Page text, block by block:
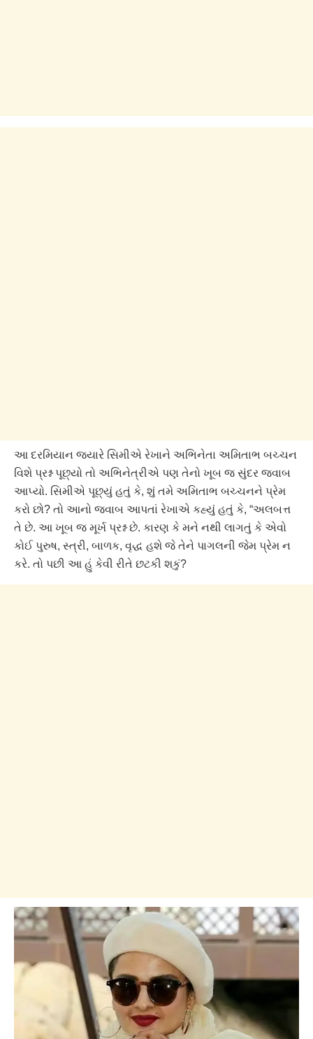
આ દરમિયાન જ્યારે સિમીએ રેખાને અભિનેતા અમિતાભ બચ્ચન
વિશે પ્રશ્ન પૂછ્યો તો અભિનેત્રીએ પણ તેનો ખૂબ જ સુંદર જવાબ
આપ્યો. સિમીએ પૂછ્યું હતું કે, શું તમે અમિતાભ બચ્ચનને પ્રેમ
કરો છો? તો આનો જવાબ આપતાં રેખાએ કહ્યું હતું કે, “અલબત્ત
તે છે. આ ખૂબ જ મૂર્ખ પ્રશ્ન છે. કારણ કે મને નથી લાગતું કે એવો
કોઈ પુરુષ, સ્ત્રી, બાળક, વૃદ્ધ હશે જે તેને પાગલની જેમ પ્રેમ ન
કરે. તો પછી આ હું કેવી રીતે છટકી શકું?